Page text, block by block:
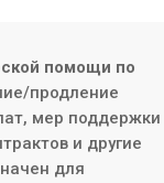
помощи по
продление
мер поддержки
и другие
для